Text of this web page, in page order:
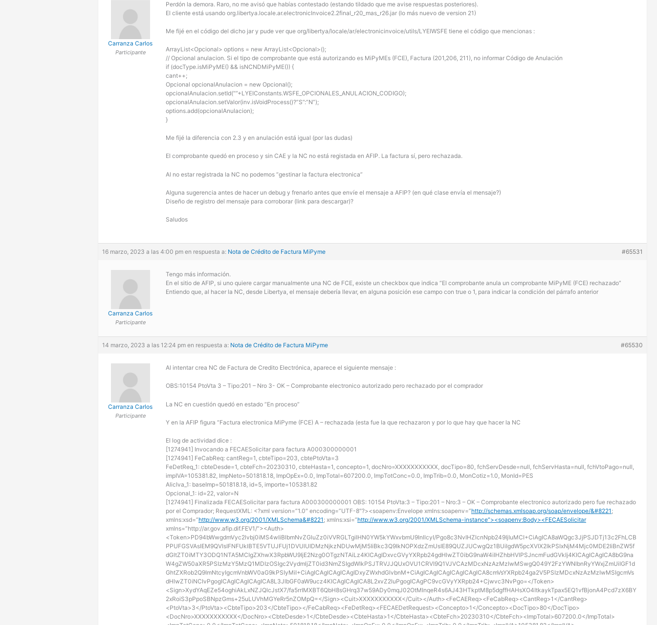
Carranza Carlos
Participante
Perdón la demora. Raro, no me avisó que habías contestado (estando tildado que me avise respuestas posteriores).
El cliente está usando org.libertya.locale.ar.electronicInvoice2.2final_r20_mas_r26.jar (lo más nuevo de version 21)
Me fijé en el código del dicho jar y pude ver que org/libertya/locale/ar/electronicinvoice/utils/LYEIWSFE tiene el código que mencionas :
ArrayList<Opcional> options = new ArrayList<Opcional>();
// Opcional anulacion. Si el tipo de comprobante que está autorizando es MiPyMEs (FCE), Factura (201,206, 211), no informar Código de Anulación
if (docType.isMiPyME() && isNCNDMiPyME()) {
cant++;
Opcional opcionalAnulacion = new Opcional();
opcionalAnulacion.setId(“”+LYEIConstants.WSFE_OPCIONALES_ANULACION_CODIGO);
opcionalAnulacion.setValor(inv.isVoidProcess()?”S”:”N”);
options.add(opcionalAnulacion);
}
Me fijé la diferencia con 2.3 y en anulación está igual (por las dudas)
El comprobante quedó en proceso y sin CAE y la NC no está registada en AFIP. La factura sí, pero rechazada.
Al no estar registrada la NC no podemos “gestinar la factura electronica”
Alguna sugerencia antes de hacer un debug y frenarlo antes que envíe el mensaje a AFIP? (en qué clase envía el mensaje?)
Diseño de registro del mensaje para corroborar (link para descargar)?
Saludos
16 marzo, 2023 a las 4:00 pm en respuesta a: Nota de Crédito de Factura MiPyme #65531
Carranza Carlos
Participante
Tengo más información.
En el sitio de AFIP, si uno quiere cargar manualmente una NC de FCE, existe un checkbox que indica “El comprobante anula un comprobante MiPyME (FCE) rechazado”
Entiendo que, al hacer la NC, desde Libertya, el mensaje debería llevar, en alguna posición ese campo con true o 1, para indicar la condición del párrafo anterior
14 marzo, 2023 a las 12:24 pm en respuesta a: Nota de Crédito de Factura MiPyme #65530
Carranza Carlos
Participante
Al intentar crea NC de Factura de Credito Electrónica, aparece el siguiente mensaje :
OBS:10154 PtoVta 3 – Tipo:201 – Nro 3- OK – Comprobante electronico autorizado pero rechazado por el comprador
La NC en cuestión quedó en estado “En proceso”
Y en la AFIP figura “Factura electronica MiPyme (FCE) A – rechazada (esta fue la que rechazaron y por lo que hay que hacer la NC
El log de actividad dice :
[1274941] Invocando a FECAESolicitar para factura A000300000001
[1274941] FeCabReq: cantReg=1, cbteTipo=203, cbtePtoVta=3
FeDetReq_1: cbteDesde=1, cbteFch=20230310, cbteHasta=1, concepto=1, docNro=XXXXXXXXXXX, docTipo=80, fchServDesde=null, fchServHasta=null, fchVtoPago=null,
impIVA=105381.82, ImpNeto=501818.18, ImpOpEx=0.0, ImpTotal=607200.0, ImpTotConc=0.0, ImpTrib=0.0, MonCotiz=1.0, MonId=PES
AlicIva_1: baseImp=501818.18, id=5, importe=105381.82
Opcional_1: id=22, valor=N
[1274941] Finalizada FECAESolicitar para factura A000300000001 OBS: 10154 PtoVta:3 – Tipo:201 – Nro:3 – OK – Comprobante electronico autorizado pero fue rechazado
por el Comprador; RequestXML: <?xml version=”1.0″ encoding=”UTF-8″?><soapenv:Envelope xmlns:soapenv=”http://schemas.xmlsoap.org/soap/envelope/&#8221 ;
xmlns:xsd=”http://www.w3.org/2001/XMLSchema&#8221 ; xmlns:xsi=”http://www.w3.org/2001/XMLSchema-instance”><soapenv:Body><FECAESolicitar
xmlns=”http://ar.gov.afip.dif.FEV1/”><Auth>
<Token>PD94bWwgdmVyc2lvbj0iMS4wIiBlbmNvZGluZz0iVVRGLTgiIHN0YW5kYWxvbmU9InllcyI/Pgo8c3NvIHZlcnNpb249IjIuMCI+CiAgICA8aWQgc3JjPSJDTj13c2FhLCB
PPUFGSVAsIEM9QVIsIFNFUklBTE5VTUJFUj1DVUlUIDMzNjkzNDUwMjM5IiBkc3Q9IkNOPXdzZmUsIE89QUZJUCwgQz1BUiIgdW5pcXVlX2lkPSIxNjM4Mjc0MDE2IiBnZW5f
dGltZT0iMTY3ODQ1NTA5MCIgZXhwX3RpbWU9IjE2Nzg0OTgzNTAiLz4KICAgIDxvcGVyYXRpb24gdHlwZT0ibG9naW4iIHZhbHVlPSJncmFudGVkIj4KICAgICAgICA8bG9na
W4gZW50aXR5PSIzMzY5MzQ1MDIzOSIgc2VydmljZT0id3NmZSIgdWlkPSJTRVJJQUxOVU1CRVI9Q1VJVCAzMDcxNzAzMzIwMSwgQ049Y2FzYWNlbnRyYWxjZmUiIGF1d
GhtZXRob2Q9ImNtcyIgcmVnbWV0aG9kPSIyMiI+CiAgICAgICAgICAgIDxyZWxhdGlvbnM+CiAgICAgICAgICAgICAgICA8cmVsYXRpb24ga2V5PSIzMDcxNzAzMzIwMSIgcmVs
dHlwZT0iNCIvPgogICAgICAgICAgICA8L3JlbGF0aW9ucz4KICAgICAgICA8L2xvZ2luPgogICAgPC9vcGVyYXRpb24+Cjwvc3NvPgo=</Token>
<Sign>XydYAqEZe54oghiAkLxNZJQlcJstX7/fa5rrIMXBT6QbH8sGHrq37w59ADy0mqJ02OtMInqeR4s6AJ43HTkptM8p5dgffHAHsXO4ItkaykTpax5EQ1vfBjonA4Pcd7zX6BY
2xRoiS3pPpoSBNpzGms+25uLUVhMGYeRr5nZOMpQ=</Sign><Cuit>XXXXXXXXXXX</Cuit></Auth><FeCAEReq><FeCabReq><CantReg>1</CantReg>
<PtoVta>3</PtoVta><CbteTipo>203</CbteTipo></FeCabReq><FeDetReq><FECAEDetRequest><Concepto>1</Concepto><DocTipo>80</DocTipo>
<DocNro>XXXXXXXXXXX</DocNro><CbteDesde>1</CbteDesde><CbteHasta>1</CbteHasta><CbteFch>20230310</CbteFch><ImpTotal>607200.0</ImpTotal>